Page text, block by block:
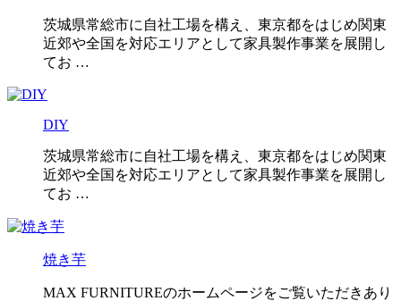
茨城県常総市に自社工場を構え、東京都をはじめ関東
近郊や全国を対応エリアとして家具製作事業を展開し
てお …
DIY
茨城県常総市に自社工場を構え、東京都をはじめ関東
近郊や全国を対応エリアとして家具製作事業を展開し
てお …
焼き芋
MAX FURNITUREのホームページをご覧いただきあり